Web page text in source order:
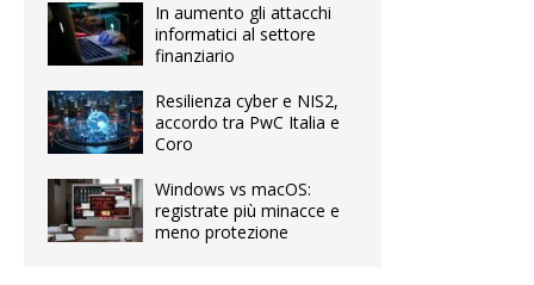
In aumento gli attacchi
informatici al settore
finanziario
Resilienza cyber e NIS2,
accordo tra PwC Italia e
Coro
Windows vs macOS:
registrate più minacce e
meno protezione